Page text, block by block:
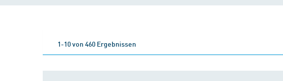
1-10 von 460 Ergebnissen